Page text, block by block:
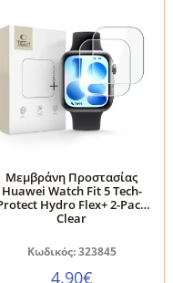
Μεμβράνη Προστασίας
Huawei Watch Fit 5 Tech-
Hydro Flex+ 2-Pack
Clear
Κωδικός: 323845
4.90€